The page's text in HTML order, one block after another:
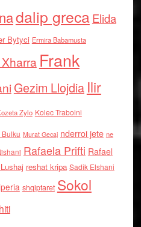
dalip grecaElida
Bytyci Ermira Babamusta
Frank
Gezim Llojdia Ilir
Zylo Kolec Traboini
Murat Gecaj nderroi jete ne
Rafaela Prifti Rafael
reshat kripa Sadik Elshani
shqiptaret Sokol